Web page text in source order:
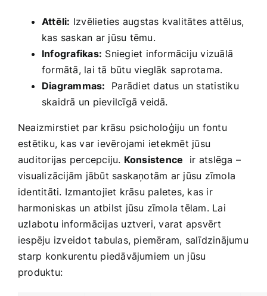
Attēli: Izvēlieties augstas kvalitātes attēlus,⁢
kas saskan‍ ar jūsu tēmu.
Infografikas: Sniegiet informāciju vizuālā‌
formātā, lai tā būtu vieglāk saprotama.
Diagrammas: ‍ Parādiet datus ​un statistiku
skaidrā un pievilcīgā veidā.
Neaizmirstiet par krāsu psicholoģiju​ un fontu
estētiku, kas var ievērojami ietekmēt jūsu ​
auditorijas percepciju. Konsistence ⁣ ir atslēga –​
visualizācijām jābūt saskaņotām ar jūsu zīmola
identitāti.‌ Izmantojiet krāsu paletes, kas ir ​
harmoniskas un‌ atbilst jūsu zīmola tēlam. Lai
uzlabotu informācijas uztveri, varat apsvērt
iespēju izveidot‌ tabulas, piemēram, salīdzinājumu
⁤starp konkurentu piedāvājumiem un​ jūsu
produktu: